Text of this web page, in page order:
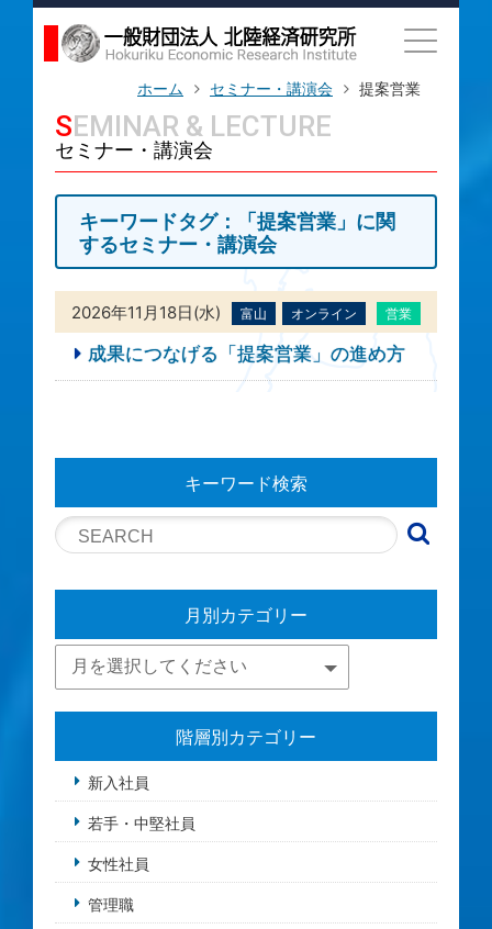
ホーム セミナー・講演会 提案営業
SEMINAR & LECTURE
セミナー・講演会
キーワードタグ：「提案営業」に関
するセミナー・講演会
2026年11月18日(水) 富山 オンライン 営業
成果につなげる「提案営業」の進め方
キーワード検索
月別カテゴリー
階層別カテゴリー
新入社員
若手・中堅社員
女性社員
管理職